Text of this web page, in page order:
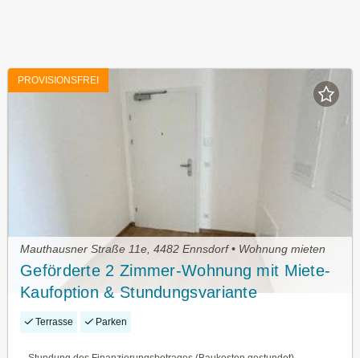
PROVISIONSFREI
Mauthausner Straße 11e, 4482 Ennsdorf • Wohnung mieten
Geförderte 2 Zimmer-Wohnung mit Miete-
Kaufoption & Stundungsvariante
Terrasse Parken